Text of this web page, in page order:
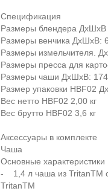
Спецификация
Размеры блендера
Размеры венчика ДxШxВ:
Размеры измельчителя.
Размеры пресса для
Размеры чаши ДxШxВ:
Размер упаковки HBF02
Вес нетто HBF02 2,00 кг
Вес брутто HBF02 3,6 кг
Аксессуары в комплекте
Чаша
Основные характеристики
- 1,4 л чаша из TritanTM
TritanTM